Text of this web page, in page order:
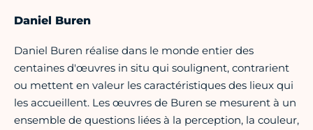
Daniel Buren
Daniel Buren réalise dans le monde entier des
centaines d'œuvres in situ qui soulignent, contrarient
ou mettent en valeur les caractéristiques des lieux qui
les accueillent. Les œuvres de Buren se mesurent à un
ensemble de questions liées à la perception, la couleur,